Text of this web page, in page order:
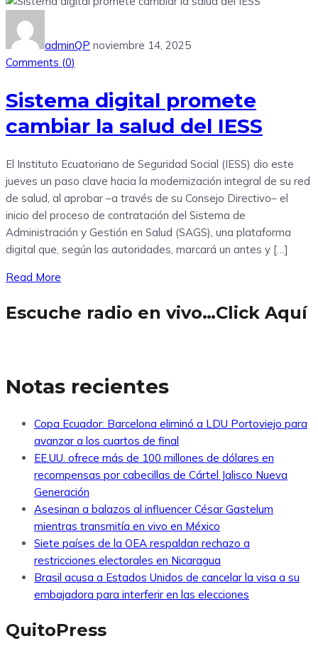
adminQP noviembre 14, 2025
Comments (0)
Sistema digital promete
cambiar la salud del IESS
El Instituto Ecuatoriano de Seguridad Social (IESS) dio este
jueves un paso clave hacia la modernización integral de su red
de salud, al aprobar –a través de su Consejo Directivo– el
inicio del proceso de contratación del Sistema de
Administración y Gestión en Salud (SAGS), una plataforma
digital que, según las autoridades, marcará un antes y […]
Read More
Escuche radio en vivo…Click Aquí
Notas recientes
Copa Ecuador: Barcelona eliminó a LDU Portoviejo para
avanzar a los cuartos de final
EE.UU. ofrece más de 100 millones de dólares en
recompensas por cabecillas de Cártel Jalisco Nueva
Generación
Asesinan a balazos al influencer César Gastelum
mientras transmitía en vivo en México
Siete países de la OEA respaldan rechazo a
restricciones electorales en Nicaragua
Brasil acusa a Estados Unidos de cancelar la visa a su
embajadora para interferir en las elecciones
QuitoPress